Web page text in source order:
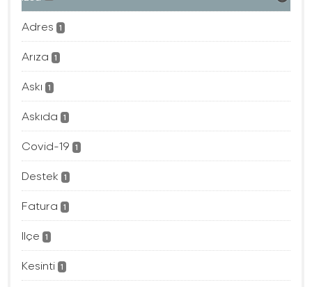
Adres 1
Arıza 1
Askı 1
Askıda 1
Covid-19 1
Destek 1
Fatura 1
Ilçe 1
Kesinti 1